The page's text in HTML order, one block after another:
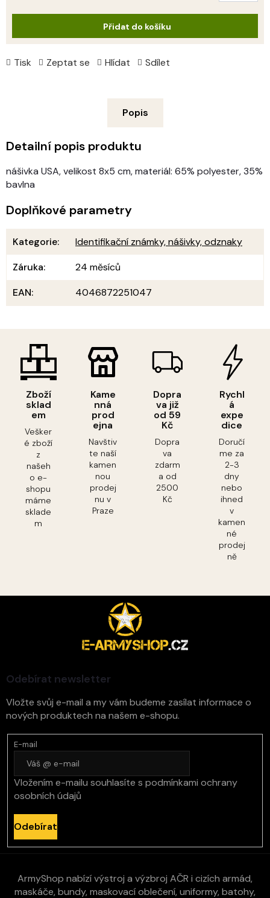
Tisk Zeptat se Hlídat Sdílet
Přidat do košíku
Zboží
sklad
em
Vešker
é zboží
z
našeh
o e-
shopu
máme
sklade
m
Kame
nná
prod
ejna
Navštiv
te naší
kamen
nou
prodej
nu v
Praze
Dopra
va již
od 59
Kč
Dopra
va
zdarm
a od
2500
Kč
Rychl
á
expe
dice
Doručí
me za
2-3
dny
nebo
ihned
v
kamen
né
prodej
ně
Popis
Detailní popis produktu
nášivka USA, velikost 8x5 cm, materiál: 65% polyester, 35%
bavlna
Doplňkové parametry
Kategorie:
Identifikační známky, nášivky, odznaky
Záruka:
24 měsíců
EAN: 4046872251047
Odebírat newsletter
Vložte svůj e-mail a my vám budeme zasílat informace o
nových produktech na našem e-shopu.
E-mail
Vložením e-mailu souhlasíte s podmínkami ochrany
osobních údajů
Odebírat
ArmyShop nabízí výstroj a výzbroj AČR i cizích armád,
maskáče, bundy, maskovací oblečení, uniformy, batohy,